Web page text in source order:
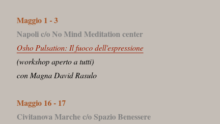
Maggio 1 - 3
Napoli c/o No Mind Meditation center
Osho Pulsation: Il fuoco dell'espressione
(workshop aperto a tutti)
con Magna David Rasulo
Maggio 16 - 17
Civitanova Marche c/o Spazio Benessere